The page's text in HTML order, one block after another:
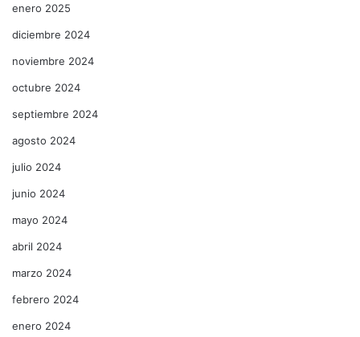
enero 2025
diciembre 2024
noviembre 2024
octubre 2024
septiembre 2024
agosto 2024
julio 2024
junio 2024
mayo 2024
abril 2024
marzo 2024
febrero 2024
enero 2024